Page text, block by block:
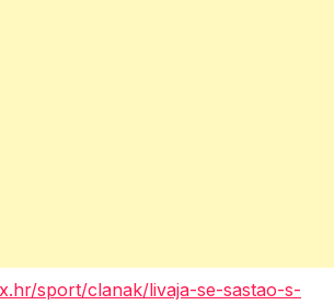
sport/clanak/livaja-se-sastao-s-